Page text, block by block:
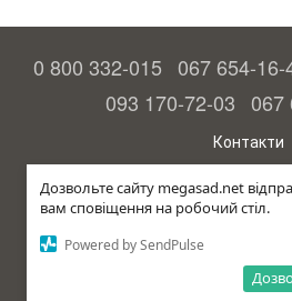
Дозвольте сайту megasad.net
вам сповіщення на робочий стіл.
Powered by SendPulse
0 800 332-015 067 654-16-
093 170-72-03 067
Контакти
Повна версія
© 2015—2026
Megasad – гарантія
рус (країна-